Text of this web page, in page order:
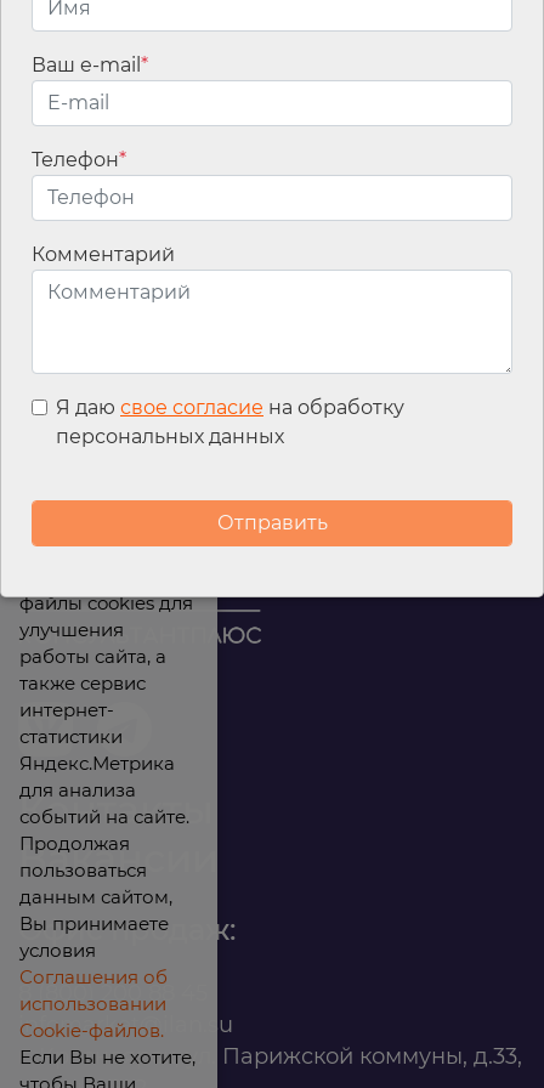
Имя*
Email*
Контакты
Вакансии
Офис продаж:
infomarket@ilan.su
г. Красноярск, ул. Парижской коммуны, д.33,
Ваш e-mail *
Телефон*
Комментарий
Я даю свое согласие на обработку
персональных данных
файлы cookies для
улучшения
работы сайта, а
также сервис
интернет-
статистики
Яндекс.Метрика
для анализа
событий на сайте.
Продолжая
пользоваться
данным сайтом,
Вы принимаете
условия
Соглашения об
использовании
Cookie-файлов.
Если Вы не хотите,